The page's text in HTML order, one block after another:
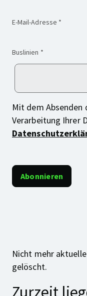
E-Mail-Adresse *
Buslinien *(Pflichtfeld)
Mit dem Absenden
Verarbeitung Ihrer
Nicht mehr
gelöscht.
Zurzeit